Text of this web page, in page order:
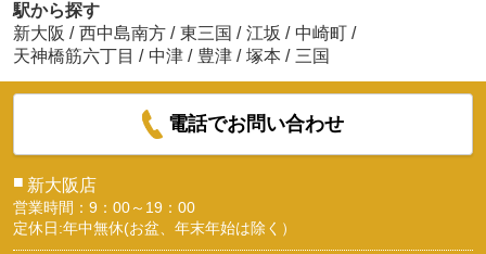
駅から探す
新大阪 / 西中島南方 / 東三国 / 江坂 / 中崎町 /
天神橋筋六丁目 / 中津 / 豊津 / 塚本 / 三国
電話でお問い合わせ
■ 新大阪店
営業時間：9：00～19：00
定休日:年中無休(お盆、年末年始は除く）